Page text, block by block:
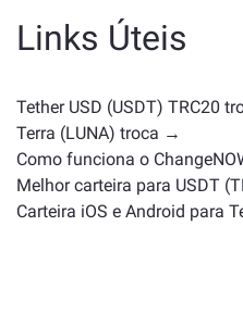
Alternativas comuns
com casos de uso ou
semelhantes. Confira
troca napágina principal
Links Úteis
Tether USD (USDT) TRC20
Terra (LUNA) troca →
Como funciona o
Melhor carteira para USDT
Carteira iOS e Android para